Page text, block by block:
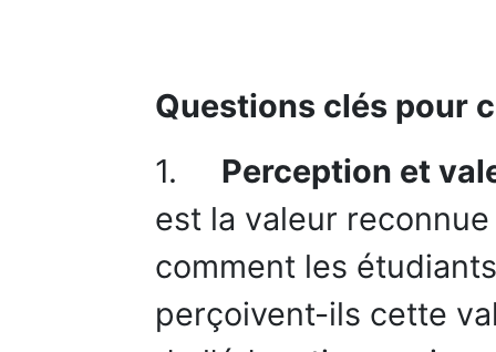
Questions clés pour
1. Perception et
est la valeur
comment les
perçoivent-ils cette